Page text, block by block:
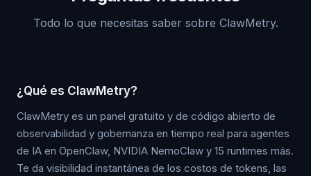
Todo lo que necesitas saber sobre ClawMetry.
¿Qué es ClawMetry?
ClawMetry es un panel gratuito y de código abierto de
observabilidad y gobernanza en tiempo real para agentes
de IA en OpenClaw, NVIDIA NemoClaw y 15 runtimes más.
Te da visibilidad instantánea de los costos de tokens, las